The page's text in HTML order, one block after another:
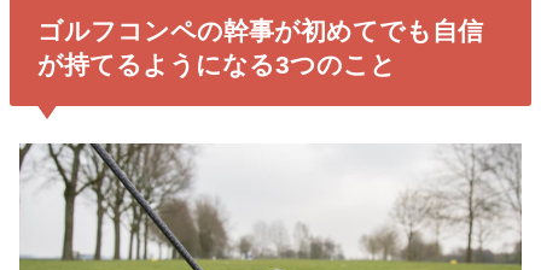
ゴルフコンペの幹事が初めてでも自信
が持てるようになる3つのこと